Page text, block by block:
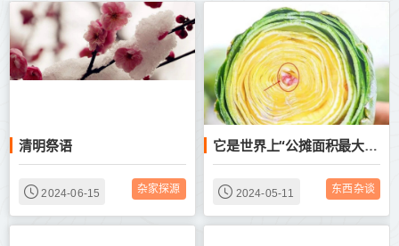
清明祭语
2024-06-15 杂家探源
它是世界上“公摊面积最大”的蔬菜，99%不能吃，一筐才能炒一盘
2024-05-11 东西杂谈